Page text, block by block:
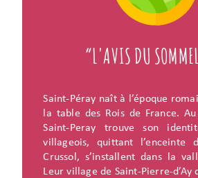
“L'AVIS DU
Saint-Péray naît à l’époque
la table des Rois de France. Au
Saint-Peray trouve son
villageois, quittant l’enceinte
Crussol, s’installent dans la
Leur village de Saint-Pierre-d’Ay